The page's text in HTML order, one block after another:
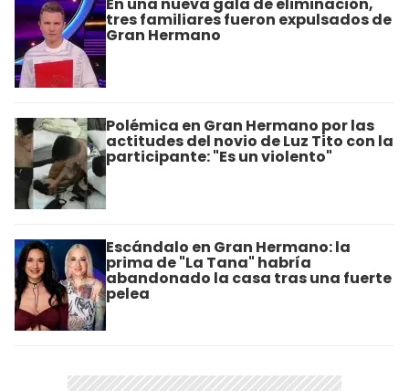
tres familiares fueron expulsados de
Gran Hermano
Polémica en Gran Hermano por las
actitudes del novio de Luz Tito con la
participante: "Es un violento"
Escándalo en Gran Hermano: la
prima de "La Tana" habría
abandonado la casa tras una fuerte
pelea